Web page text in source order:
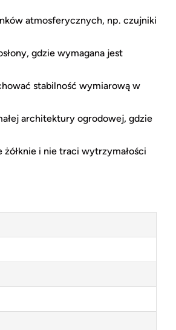
atmosferycznych, np. czujniki
gdzie wymagana jest
stabilność wymiarową w
architektury ogrodowej, gdzie
i nie traci wytrzymałości